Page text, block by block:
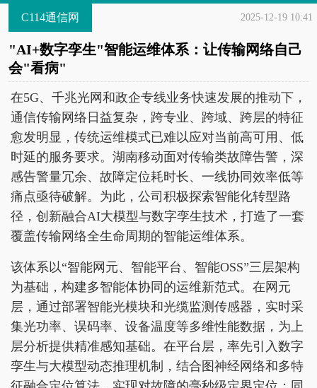
C114通信网 2025-12-19 10:41
"AI+数字孪生"智能运维体系：让传输网络自己
会"看病"
在5G、千兆光网和政企专线业务快速发展的推动下，
通信传输网络日益复杂，跨专业、跨域、跨层的特征
愈发明显，传统运维模式已难以应对当前高可用、低
时延的服务要求。湖南移动面对传输类故障告警，深
感告警量冗余、故障定位耗时长、一线协同效率低等
痛点亟待破解。为此，公司积极探索智能化转型路
径，创新融合AI大模型与数字孪生技术，打造了一套
覆盖传输网络全生命周期的智能运维体系。
该体系以“智能网元、智能平台、智能OSS”三层架构
为基础，构建多智能体协同的运维新范式。在网元
层，通过部署智能光模块和光缆监测传感器，实时采
集光功率、误码率、设备温度等多维性能数据，为上
层分析提供精准感知基础。在平台层，率先引入数字
孪生与大模型动态推理机制，结合图神经网络和多特